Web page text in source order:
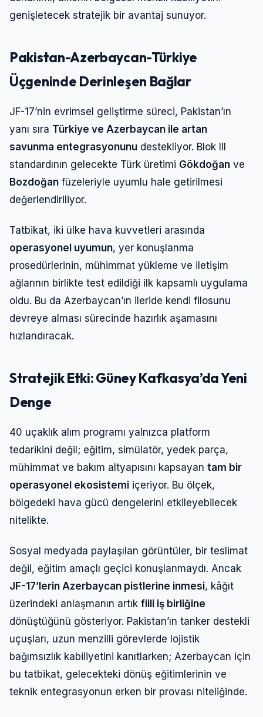
genişletecek stratejik bir avantaj sunuyor.
Pakistan-Azerbaycan-Türkiye
Üçgeninde Derinleşen Bağlar
JF-17’nin evrimsel geliştirme süreci, Pakistan’ın
yanı sıra Türkiye ve Azerbaycan ile artan
savunma entegrasyonunu destekliyor. Blok III
standardının gelecekte Türk üretimi Gökdoğan ve
Bozdoğan füzeleriyle uyumlu hale getirilmesi
değerlendiriliyor.
Tatbikat, iki ülke hava kuvvetleri arasında
operasyonel uyumun, yer konuşlanma
prosedürlerinin, mühimmat yükleme ve iletişim
ağlarının birlikte test edildiği ilk kapsamlı uygulama
oldu. Bu da Azerbaycan’ın ileride kendi filosunu
devreye alması sürecinde hazırlık aşamasını
hızlandıracak.
Stratejik Etki: Güney Kafkasya’da Yeni
Denge
40 uçaklık alım programı yalnızca platform
tedarikini değil; eğitim, simülatör, yedek parça,
mühimmat ve bakım altyapısını kapsayan tam bir
operasyonel ekosistemi içeriyor. Bu ölçek,
bölgedeki hava gücü dengelerini etkileyebilecek
nitelikte.
Sosyal medyada paylaşılan görüntüler, bir teslimat
değil, eğitim amaçlı geçici konuşlanmaydı. Ancak
JF-17’lerin Azerbaycan pistlerine inmesi, kâğıt
üzerindeki anlaşmanın artık fiili iş birliğine
dönüştüğünü gösteriyor. Pakistan’ın tanker destekli
uçuşları, uzun menzilli görevlerde lojistik
bağımsızlık kabiliyetini kanıtlarken; Azerbaycan için
bu tatbikat, gelecekteki dönüş eğitimlerinin ve
teknik entegrasyonun erken bir provası niteliğinde.